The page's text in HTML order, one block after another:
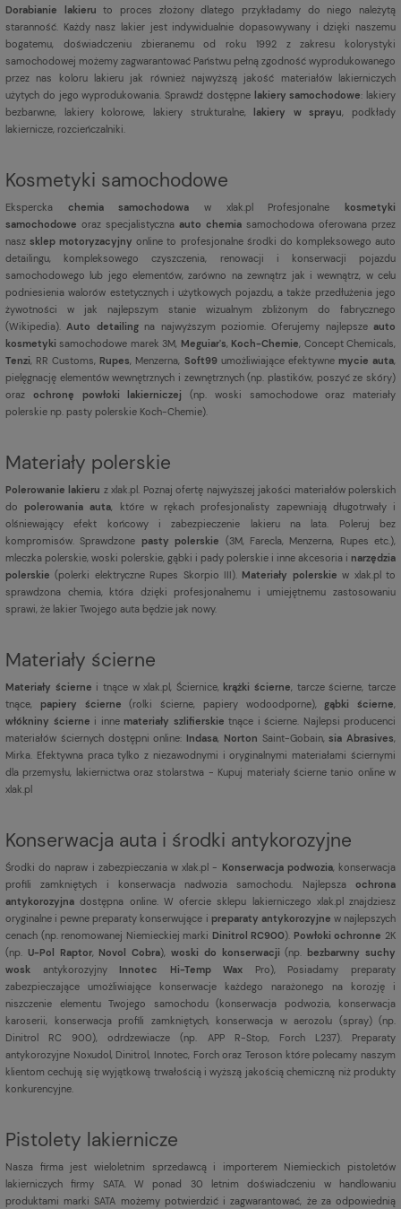
Dorabianie lakieru to proces złożony dlatego przykładamy do niego należytą
staranność. Każdy nasz lakier jest indywidualnie dopasowywany i dzięki naszemu
bogatemu, doświadczeniu zbieranemu od roku 1992 z zakresu kolorystyki
samochodowej możemy zagwarantować Państwu pełną zgodność wyprodukowanego
przez nas koloru lakieru jak również najwyższą jakość materiałów lakierniczych
użytych do jego wyprodukowania. Sprawdź dostępne lakiery samochodowe: lakiery
bezbarwne, lakiery kolorowe, lakiery strukturalne,
lakiery w sprayu, podkłady
lakiernicze, rozcieńczalniki.
Kosmetyki samochodowe
Ekspercka chemia samochodowa w xlak.pl Profesjonalne
kosmetyki
samochodowe oraz specjalistyczna auto chemia samochodowa oferowana przez
naszsklep motoryzacyjny online to profesjonalne środki do kompleksowego auto
detailingu, kompleksowego czyszczenia, renowacji i konserwacji pojazdu
samochodowego lub jego elementów, zarówno na zewnątrz jak i wewnątrz, w celu
podniesienia walorów estetycznych i użytkowych pojazdu, a także przedłużenia jego
żywotności w jak najlepszym stanie wizualnym zbliżonym do fabrycznego
(Wikipedia).Auto detailingna najwyższym poziomie. Oferujemy najlepszeauto
kosmetykisamochodowe marek 3M, Meguiar's, Koch-Chemie, Concept Chemicals,
Tenzi, RR Customs, Rupes, Menzerna, Soft99umożliwiające efektywne mycie auta,
pielęgnację elementów wewnętrznych i zewnętrznych (np. plastików, poszyć ze skóry)
oraz ochronę powłoki lakierniczej (np. woski samochodowe oraz materiały
polerskie np. pasty polerskie Koch-Chemie).
Materiały polerskie
Polerowanie lakieru z xlak.pl. Poznaj ofertę najwyższej jakości materiałów polerskich
dopolerowania auta, które w rękach profesjonalisty zapewniają długotrwały i
olśniewający efekt końcowy i zabezpieczenie lakieru na lata. Poleruj bez
kompromisów. Sprawdzone pasty polerskie (3M, Farecla, Menzerna, Rupes etc.),
mleczka polerskie, woski polerskie, gąbki i pady polerskie i inne akcesoria i narzędzia
polerskie (polerki elektryczne Rupes Skorpio III). Materiały polerskie w xlak.pl to
sprawdzona chemia, która dzięki profesjonalnemu i umiejętnemu zastosowaniu
sprawi, że lakier Twojego auta będzie jak nowy.
Materiały ścierne
Materiały ścierne i tnące w xlak.pl, Ściernice, krążki ścierne, tarcze ścierne, tarcze
tnące, papiery ścierne (rolki ścierne, papiery wodoodporne),gąbki ścierne,
włókniny ścierne i inne materiały szlifierskie tnące i ścierne. Najlepsi producenci
materiałów ściernych dostępni online: Indasa, Norton Saint-Gobain,sia Abrasives,
Mirka. Efektywna praca tylko z niezawodnymi i oryginalnymi materiałami ściernymi
dla przemysłu, lakiernictwa oraz stolarstwa - Kupuj materiały ścierne tanio online w
xlak.pl
Konserwacja auta i środki antykorozyjne
Środki do napraw i zabezpieczania w xlak.pl - Konserwacja podwozia, konserwacja
profili zamkniętych i konserwacja nadwozia samochodu. Najlepsza ochrona
antykorozyjna dostępna online. W ofercie sklepu lakierniczego xlak.pl znajdziesz
oryginalne i pewne preparaty konserwujące i preparaty antykorozyjne w najlepszych
cenach (np. renomowanej Niemieckiej marki Dinitrol RC900). Powłoki ochronne 2K
(np. U-Pol Raptor, Novol Cobra),woski do konserwacji (np. bezbarwny suchy
wosk antykorozyjny Innotec Hi-Temp Wax Pro), Posiadamy preparaty
zabezpieczające umożliwiające konserwacje każdego narażonego na korozję i
niszczenie elementu Twojego samochodu (konserwacja podwozia, konserwacja
karoserii, konserwacja profili zamkniętych, konserwacja w aerozolu (spray) (np.
Dinitrol RC 900), odrdzewiacze (np. APP R-Stop, Forch L237). Preparaty
antykorozyjne Noxudol, Dinitrol, Innotec, Forch oraz Teroson które polecamy naszym
klientom cechują się wyjątkową trwałością i wyższą jakością chemiczną niż produkty
konkurencyjne.
Pistolety lakiernicze
Nasza firma jest wieloletnim sprzedawcą i importerem Niemieckich pistoletów
lakierniczych firmy SATA. W ponad 30 letnim doświadczeniu w handlowaniu
produktami marki SATA możemy potwierdzić i zagwarantować, że za odpowiednią